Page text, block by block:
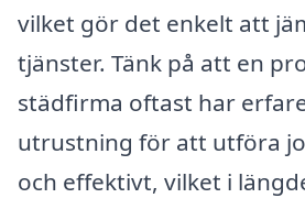
vilket gör det enkelt att
tjänster. Tänk på att en
städfirma oftast har
utrustning för att utföra
och effektivt, vilket i